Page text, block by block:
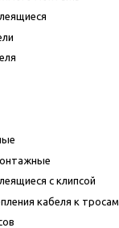
с клипсой
кабеля к тросам